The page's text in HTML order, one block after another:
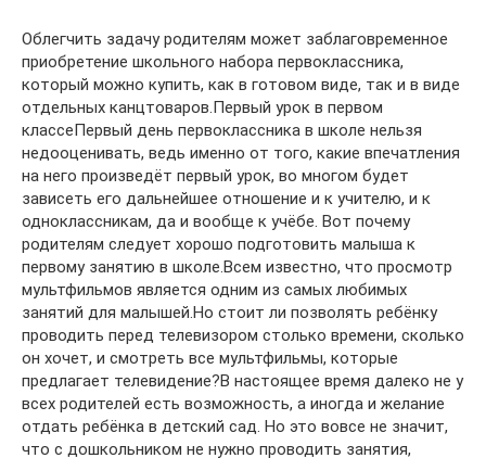
Облегчить задачу родителям может заблаговременное
приобретение школьного набора первоклассника,
который можно купить, как в готовом виде, так и в виде
отдельных канцтоваров.Первый урок в первом
классеПервый день первоклассника в школе нельзя
недооценивать, ведь именно от того, какие впечатления
на него произведёт первый урок, во многом будет
зависеть его дальнейшее отношение и к учителю, и к
одноклассникам, да и вообще к учёбе. Вот почему
родителям следует хорошо подготовить малыша к
первому занятию в школе.Всем известно, что просмотр
мультфильмов является одним из самых любимых
занятий для малышей.Но стоит ли позволять ребёнку
проводить перед телевизором столько времени, сколько
он хочет, и смотреть все мультфильмы, которые
предлагает телевидение?В настоящее время далеко не у
всех родителей есть возможность, а иногда и желание
отдать ребёнка в детский сад. Но это вовсе не значит,
что с дошкольником не нужно проводить занятия,